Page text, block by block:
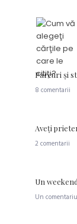
Parcuri şi
8 comentarii
Aveţi
2 comentarii
Un
Un comentariu